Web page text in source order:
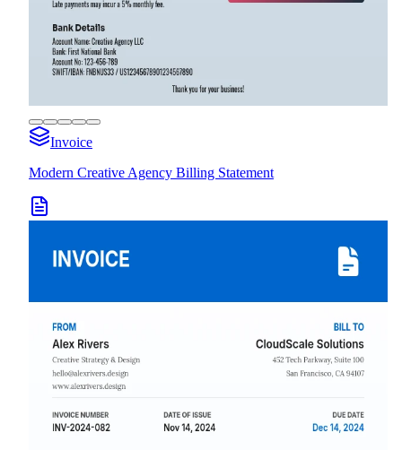
Invoice
Modern Creative Agency Billing Statement